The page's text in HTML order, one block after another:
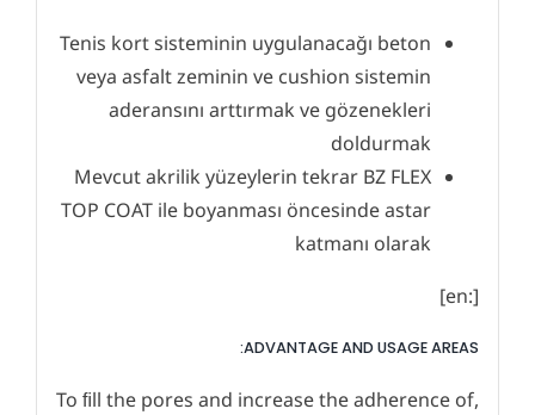
Tenis kort sisteminin uygulanacağı beton
veya asfalt zeminin ve cushion sistemin
aderansını arttırmak ve gözenekleri
doldurmak
Mevcut akrilik yüzeylerin tekrar BZ FLEX
TOP COAT ile boyanması öncesinde astar
katmanı olarak
[:en]
ADVANTAGE AND USAGE AREAS:
,To ﬁll the pores and increase the adherence of